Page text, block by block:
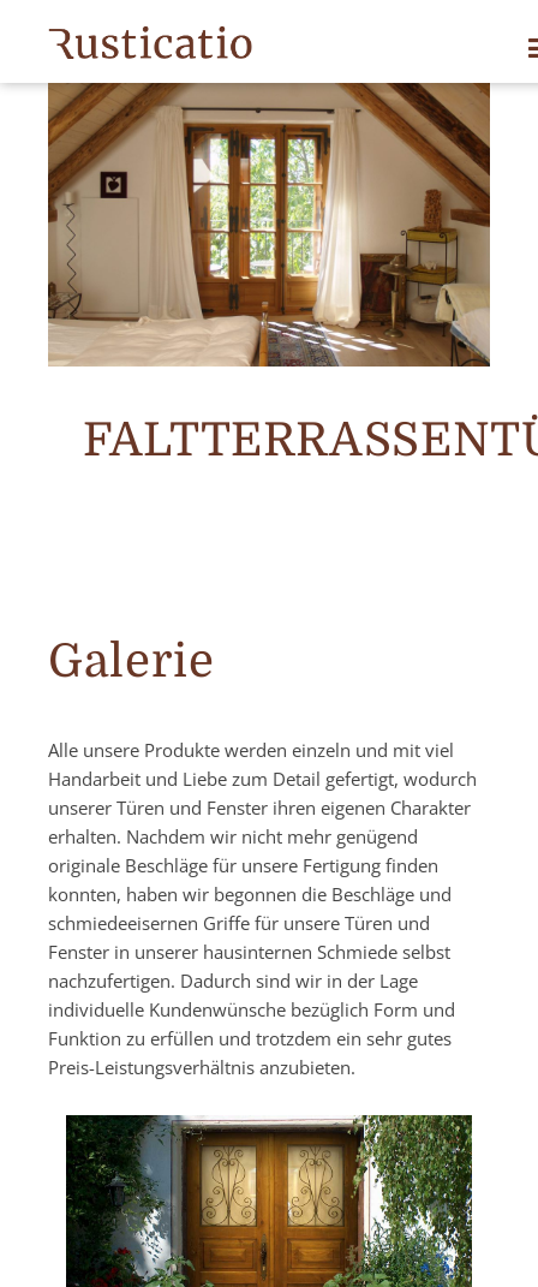
Galerie
Alle unsere Produkte werden einzeln und mit viel
Handarbeit und Liebe zum Detail gefertigt, wodurch
unserer Türen und Fenster ihren eigenen Charakter
erhalten. Nachdem wir nicht mehr genügend
originale Beschläge für unsere Fertigung finden
konnten, haben wir begonnen die Beschläge und
schmiedeeisernen Griffe für unsere Türen und
Fenster in unserer hausinternen Schmiede selbst
nachzufertigen. Dadurch sind wir in der Lage
individuelle Kundenwünsche bezüglich Form und
Funktion zu erfüllen und trotzdem ein sehr gutes
Preis-Leistungsverhältnis anzubieten.